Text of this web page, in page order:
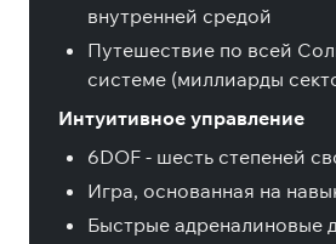
внутренней средой
Путешествие по всей
системе (миллиарды
Интуитивное управление
6DOF - шесть степеней
Игра, основанная на
Быстрые адреналиновые